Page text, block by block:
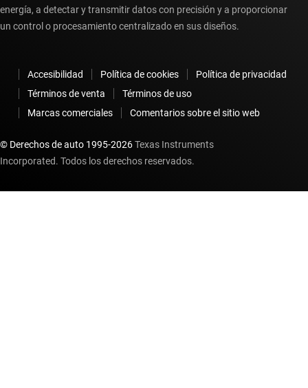
energía, a detectar y transmitir datos con precisión y a proporcionar
un control o procesamiento centralizado en sus diseños.
Accesibilidad Política de cookies
Política de privacidad
Términos de venta
Términos de uso
Marcas comerciales
Comentarios sobre el sitio web
© Derechos de auto 1995-2026Texas Instruments
Incorporated. Todos los derechos reservados.